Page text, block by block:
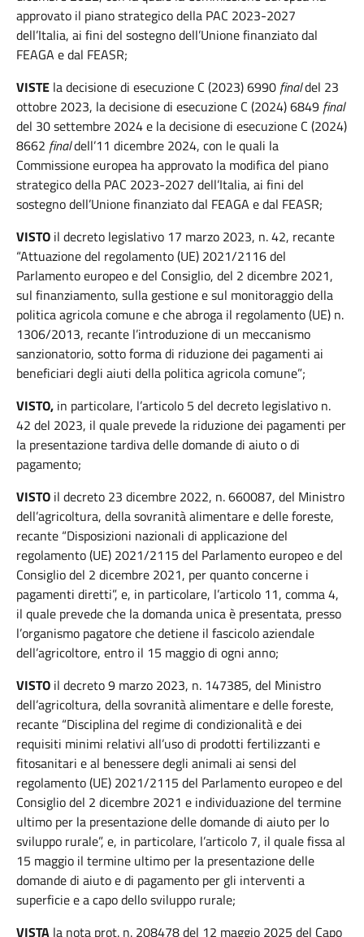
approvato il piano strategico della PAC 2023-2027
dell’Italia, ai fini del sostegno dell’Unione finanziato dal
FEAGA e dal FEASR;
VISTE la decisione di esecuzione C (2023) 6990 finaldel 23
ottobre 2023, la decisione di esecuzione C (2024) 6849 final
del 30 settembre 2024 e la decisione di esecuzione C (2024)
8662 finaldell’11 dicembre 2024, con le quali la
Commissione europea ha approvato la modifica del piano
strategico della PAC 2023-2027 dell’Italia, ai fini del
sostegno dell’Unione finanziato dal FEAGA e dal FEASR;
VISTO il decreto legislativo 17 marzo 2023, n. 42, recante
“Attuazione del regolamento (UE) 2021/2116 del
Parlamento europeo e del Consiglio, del 2 dicembre 2021,
sul finanziamento, sulla gestione e sul monitoraggio della
politica agricola comune e che abroga il regolamento (UE) n.
1306/2013, recante l’introduzione di un meccanismo
sanzionatorio, sotto forma di riduzione dei pagamenti ai
beneficiari degli aiuti della politica agricola comune”;
VISTO, in particolare, l’articolo 5 del decreto legislativo n.
42 del 2023, il quale prevede la riduzione dei pagamenti per
la presentazione tardiva delle domande di aiuto o di
pagamento;
VISTO il decreto 23 dicembre 2022, n. 660087, del Ministro
dell’agricoltura, della sovranità alimentare e delle foreste,
recante “Disposizioni nazionali di applicazione del
regolamento (UE) 2021/2115 del Parlamento europeo e del
Consiglio del 2 dicembre 2021, per quanto concerne i
pagamenti diretti”, e, in particolare, l’articolo 11, comma 4,
il quale prevede che la domanda unica è presentata, presso
l’organismo pagatore che detiene il fascicolo aziendale
dell’agricoltore, entro il 15 maggio di ogni anno;
VISTO il decreto 9 marzo 2023, n. 147385, del Ministro
dell’agricoltura, della sovranità alimentare e delle foreste,
recante “Disciplina del regime di condizionalità e dei
requisiti minimi relativi all’uso di prodotti fertilizzanti e
fitosanitari e al benessere degli animali ai sensi del
regolamento (UE) 2021/2115 del Parlamento europeo e del
Consiglio del 2 dicembre 2021 e individuazione del termine
ultimo per la presentazione delle domande di aiuto per lo
sviluppo rurale”, e, in particolare, l’articolo 7, il quale fissa al
15 maggio il termine ultimo per la presentazione delle
domande di aiuto e di pagamento per gli interventi a
superficie e a capo dello sviluppo rurale;
VISTA la nota prot. n. 208478 del 12 maggio 2025 del Capo